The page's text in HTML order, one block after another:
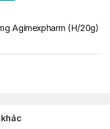
Agimexpharm (H/20g)